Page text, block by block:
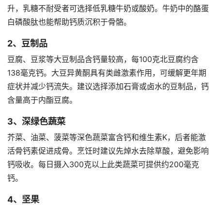
升，乳糖不耐受者可选择低乳糖牛奶或酸奶。牛奶中的酪蛋
白磷酸肽也能帮助钙质沉积于骨骼。
2、豆制品
豆腐、豆浆等大豆制品含钙量较高，每100克北豆腐约含
138毫克钙。大豆异黄酮具有类雌激素作用，可缓解更年期
症状并减少钙流失。建议选择添加石膏或卤水的豆制品，钙
含量高于内酯豆腐。
3、深绿色蔬菜
芥菜、油菜、菠菜等深色蔬菜富含钙和维生素K，后者能激
活骨钙素促进成骨。烹饪时建议先焯水去除草酸，避免影响
钙吸收。每日摄入300克以上此类蔬菜可提供约200毫克
钙。
4、坚果